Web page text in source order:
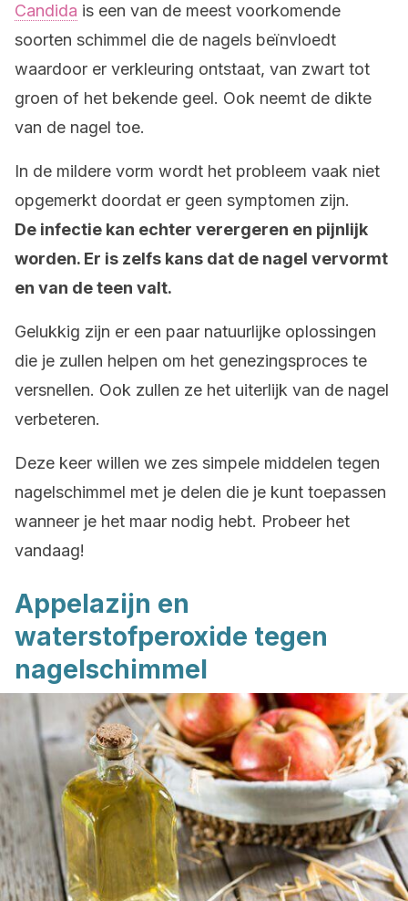
Candida is een van de meest voorkomende
soorten schimmel die de nagels beïnvloedt
waardoor er verkleuring ontstaat, van zwart tot
groen of het bekende geel. Ook neemt de dikte
van de nagel toe.
In de mildere vorm wordt het probleem vaak niet
opgemerkt doordat er geen symptomen zijn.
De infectie kan echter verergeren en pijnlijk
worden. Er is zelfs kans dat de nagel vervormt
en van de teen valt.
Gelukkig zijn er een paar natuurlijke oplossingen
die je zullen helpen om het genezingsproces te
versnellen. Ook zullen ze het uiterlijk van de nagel
verbeteren.
Deze keer willen we zes simpele middelen tegen
nagelschimmel met je delen die je kunt toepassen
wanneer je het maar nodig hebt. Probeer het
vandaag!
Appelazijn en
waterstofperoxide tegen
nagelschimmel